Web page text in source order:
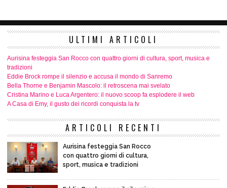
ULTIMI ARTICOLI
Aurisina festeggia San Rocco con quattro giorni di cultura, sport, musica e
tradizioni
Eddie Brock rompe il silenzio e accusa il mondo di Sanremo
Bella Thorne e Benjamin Mascolo: il retroscena mai svelato
Cristina Marino e Luca Argentero: il nuovo scoop fa esplodere il web
A Casa di Emy, il gusto dei ricordi conquista la tv
ARTICOLI RECENTI
Aurisina festeggia San Rocco
con quattro giorni di cultura,
sport, musica e tradizioni